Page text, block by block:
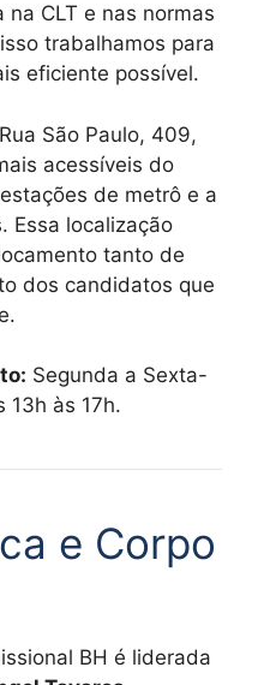
CLT e nas normas
trabalhamos para
eficiente possível.
São Paulo, 409,
acessíveis do
de metrô e a
Essa localização
tanto de
dos candidatos que
Segunda a Sexta-
13h às 17h.
e Corpo
BH é liderada